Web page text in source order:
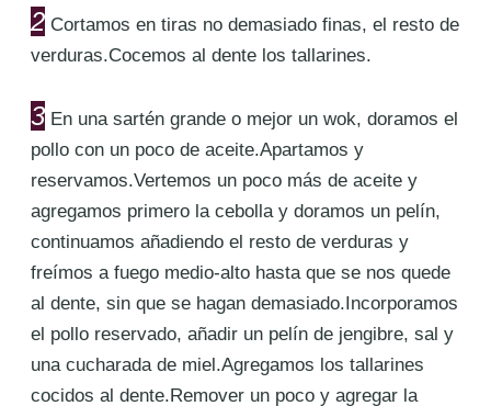
2 Cortamos en tiras no demasiado finas, el resto de
verduras.Cocemos al dente los tallarines.
3 En una sartén grande o mejor un wok, doramos el
pollo con un poco de aceite.Apartamos y
reservamos.Vertemos un poco más de aceite y
agregamos primero la cebolla y doramos un pelín,
continuamos añadiendo el resto de verduras y
freímos a fuego medio-alto hasta que se nos quede
al dente, sin que se hagan demasiado.Incorporamos
el pollo reservado, añadir un pelín de jengibre, sal y
una cucharada de miel.Agregamos los tallarines
cocidos al dente.Remover un poco y agregar la